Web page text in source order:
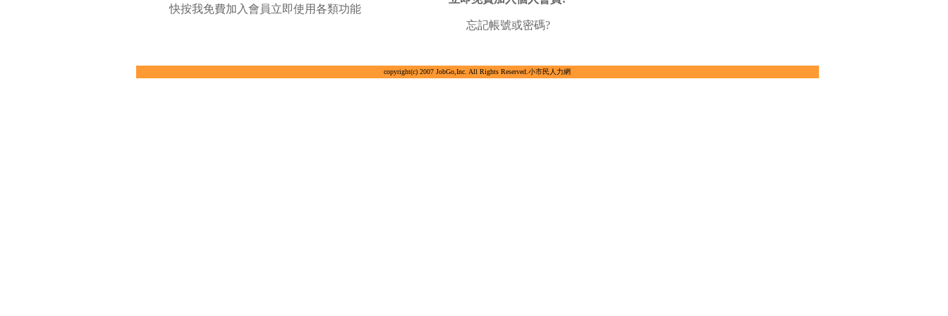
快按我免費加入會員立即使用各類功能
忘記帳號或密碼?
copyright(c) 2007 JobGo,Inc. All Rights Reserved.小市民人力網